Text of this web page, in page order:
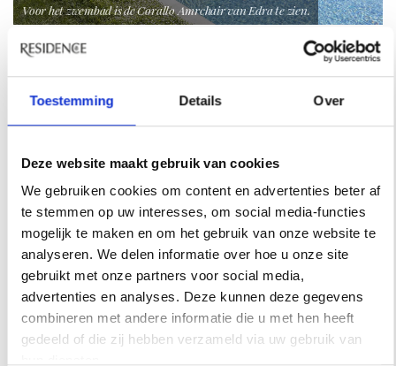
Toestemming Details Over
Deze website maakt gebruik van cookies
We gebruiken cookies om content en advertenties beter af
te stemmen op uw interesses, om social media-functies
mogelijk te maken en om het gebruik van onze website te
analyseren. We delen informatie over hoe u onze site
gebruikt met onze partners voor social media,
advertenties en analyses. Deze kunnen deze gegevens
combineren met andere informatie die u met hen heeft
gedeeld of die zij hebben verzameld via uw gebruik van
Voor het zwembad is de Corallo Amrchair van Edra te zien.
Fotografie: Mattia Aquila / Tekst: Roel Janssen
INSPIRATIE